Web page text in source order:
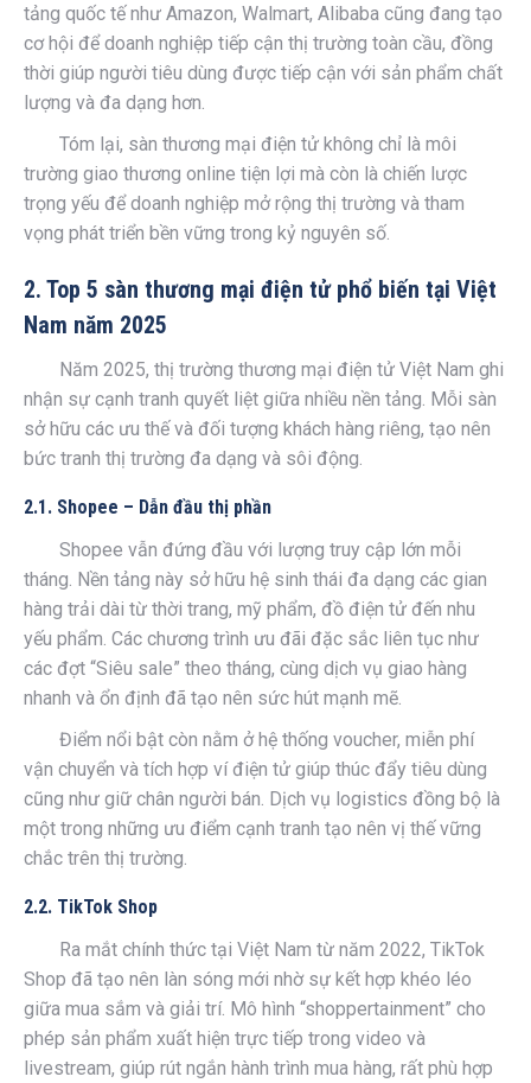
tảng quốc tế như Amazon, Walmart, Alibaba cũng đang tạo
cơ hội để doanh nghiệp tiếp cận thị trường toàn cầu, đồng
thời giúp người tiêu dùng được tiếp cận với sản phẩm chất
lượng và đa dạng hơn.
Tóm lại, sàn thương mại điện tử không chỉ là môi
trường giao thương online tiện lợi mà còn là chiến lược
trọng yếu để doanh nghiệp mở rộng thị trường và tham
vọng phát triển bền vững trong kỷ nguyên số.
2. Top 5 sàn thương mại điện tử phổ biến tại Việt
Nam năm 2025
Năm 2025, thị trường thương mại điện tử Việt Nam ghi
nhận sự cạnh tranh quyết liệt giữa nhiều nền tảng. Mỗi sàn
sở hữu các ưu thế và đối tượng khách hàng riêng, tạo nên
bức tranh thị trường đa dạng và sôi động.
2.1. Shopee – Dẫn đầu thị phần
Shopee vẫn đứng đầu với lượng truy cập lớn mỗi
tháng. Nền tảng này sở hữu hệ sinh thái đa dạng các gian
hàng trải dài từ thời trang, mỹ phẩm, đồ điện tử đến nhu
yếu phẩm. Các chương trình ưu đãi đặc sắc liên tục như
các đợt “Siêu sale” theo tháng, cùng dịch vụ giao hàng
nhanh và ổn định đã tạo nên sức hút mạnh mẽ.
Điểm nổi bật còn nằm ở hệ thống voucher, miễn phí
vận chuyển và tích hợp ví điện tử giúp thúc đẩy tiêu dùng
cũng như giữ chân người bán. Dịch vụ logistics đồng bộ là
một trong những ưu điểm cạnh tranh tạo nên vị thế vững
chắc trên thị trường.
2.2. TikTok Shop
Ra mắt chính thức tại Việt Nam từ năm 2022, TikTok
Shop đã tạo nên làn sóng mới nhờ sự kết hợp khéo léo
giữa mua sắm và giải trí. Mô hình “shoppertainment” cho
phép sản phẩm xuất hiện trực tiếp trong video và
livestream, giúp rút ngắn hành trình mua hàng, rất phù hợp